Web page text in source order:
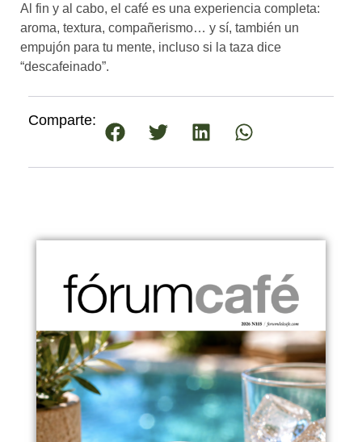
Al fin y al cabo, el café es una experiencia completa:
aroma, textura, compañerismo… y sí, también un
empujón para tu mente, incluso si la taza dice
“descafeinado”.
Comparte: